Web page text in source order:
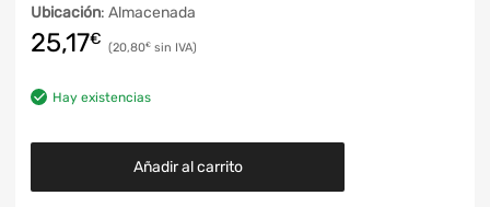
Ubicación: Almacenada
25,17€ 20,80€
Hay existencias
Añadir al carrito